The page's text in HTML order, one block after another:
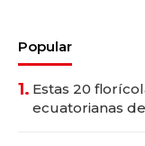
Popular
1. Estas 20
ecuatorianas